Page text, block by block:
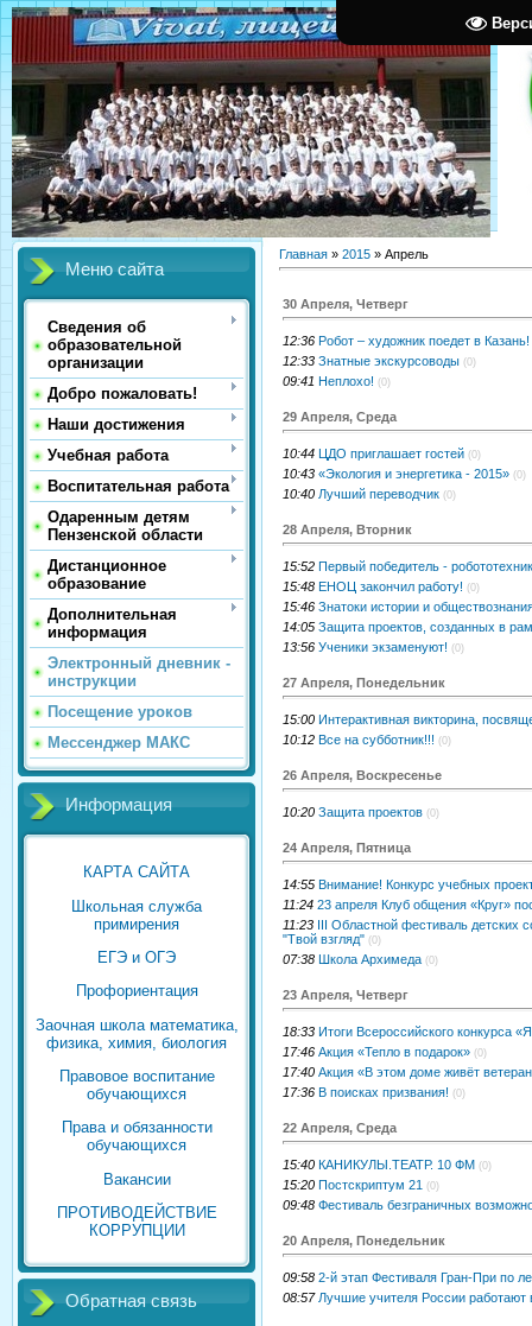
Меню сайта
Сведения об
образовательной
организации
Добро пожаловать!
Наши достижения
Учебная работа
Воспитательная работа
Одаренным детям
Пензенской области
Дистанционное
образование
Дополнительная
информация
Электронный дневник -
инструкции
Посещение уроков
Мессенджер МАКС
Информация
КАРТА САЙТА
Школьная служба
примирения
ЕГЭ и ОГЭ
Профориентация
Заочная школа математика,
физика, химия, биология
Правовое воспитание
обучающихся
Права и обязанности
обучающихся
Вакансии
ПРОТИВОДЕЙСТВИЕ
КОРРУПЦИИ
Обратная связь
Главная » 2015 » Апрель
30 Апреля, Четверг
12:36 Робот – художник поедет в Казань!
12:33 Знатные экскурсоводы (0)
09:41 Неплохо! (0)
29 Апреля, Среда
10:44 ЦДО приглашает гостей (0)
10:43 «Экология и энергетика - 2015» (0)
10:40 Лучший переводчик (0)
28 Апреля, Вторник
15:52 Первый победитель -
15:48 ЕНОЦ закончил работу! (0)
15:46 Знатоки истории и
14:05 Защита проектов, созданных в
13:56 Ученики экзаменуют! (0)
27 Апреля, Понедельник
15:00 Интерактивная викторина,
10:12 Все на субботник!!! (0)
26 Апреля, Воскресенье
10:20 Защита проектов (0)
24 Апреля, Пятница
14:55 Внимание! Конкурс учебных
11:24 23 апреля Клуб общения «Круг»
11:23 III Областной фестиваль детских
"Твой взгляд" (0)
07:38 Школа Архимеда (0)
23 Апреля, Четверг
18:33 Итоги Всероссийского конкурса
17:46 Акция «Тепло в подарок» (0)
17:40 Акция «В этом доме живёт
17:36 В поисках призвания! (0)
22 Апреля, Среда
15:40 КАНИКУЛЫ.ТЕАТР. 10 ФМ (0)
15:20 Постскриптум 21 (0)
09:48 Фестиваль безграничных
20 Апреля, Понедельник
09:58 2-й этап Фестиваля Гран-При по
08:57 Лучшие учителя России работают